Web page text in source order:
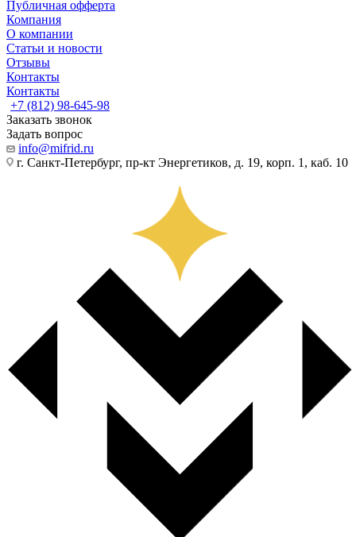
Публичная офферта
Компания
О компании
Статьи и новости
Отзывы
Контакты
Контакты
+7 (812) 98-645-98
Заказать звонок
Задать вопрос
info@mifrid.ru
г. Санкт-Петербург, пр-кт Энергетиков, д. 19, корп. 1, каб. 10